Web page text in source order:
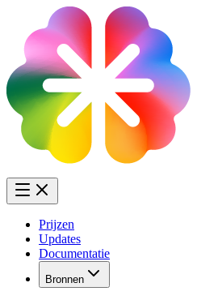
Prijzen
Updates
Documentatie
Bronnen